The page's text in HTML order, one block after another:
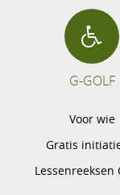
G-GOLF
Voor wie
Gratis
Lessenreeksen